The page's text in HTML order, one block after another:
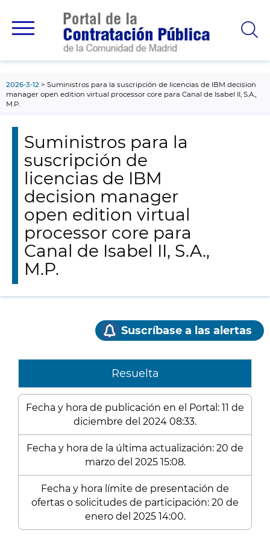
principal
2026-3-12
Suministros para la suscripción de licencias de IBM decision
manager open edition virtual processor core para Canal de Isabel II, S.A.,
M.P.
Suministros para la
suscripción de
licencias de IBM
decision manager
open edition virtual
processor core para
Canal de Isabel II, S.A.,
M.P.
Suscríbase a las alertas
Resuelta
Fecha y hora de publicación en el Portal: 11 de
diciembre del 2024 08:33.
Fecha y hora de la última actualización: 20 de
marzo del 2025 15:08.
Fecha y hora límite de presentación de
ofertas o solicitudes de participación: 20 de
enero del 2025 14:00.